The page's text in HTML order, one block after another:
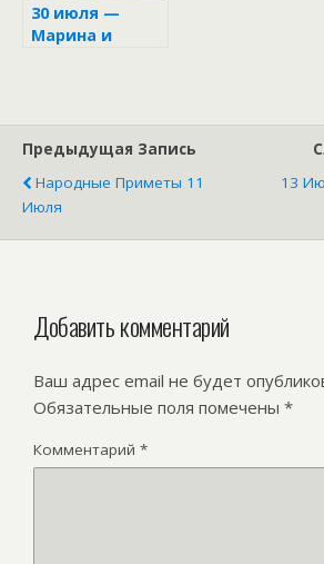
30 июля —
Марина и
Предыдущая Запись
Народные Приметы 11
Июля
13
Добавить комментарий
Ваш адрес email не будет
Обязательные поля помечены *
Комментарий *